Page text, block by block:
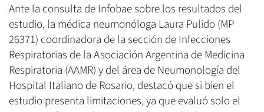
Ante la consulta de Infobae sobre los resultados del
estudio, la médica neumonóloga Laura Pulido (MP
26371) coordinadora de la sección de Infecciones
Respiratorias de la Asociación Argentina de Medicina
Respiratoria (AAMR) y del área de Neumonología del
Hospital Italiano de Rosario, destacó que si bien el
estudio presenta limitaciones, ya que evaluó solo el